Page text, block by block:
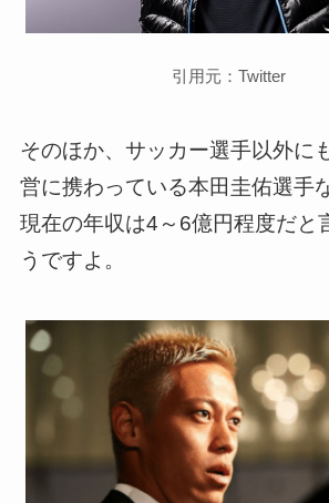
引用元：Twitter
そのほか、サッカー選手以外に
営に携わっている本田圭佑選手
現在の年収は4～6億円程度だと
うですよ。